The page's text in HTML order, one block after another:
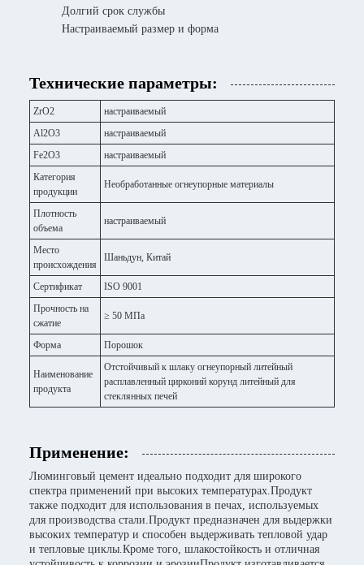
Долгий срок службы
Настраиваемый размер и форма
Технические параметры:
ZrO2
настраиваемый
Al2O3
настраиваемый
Fe2O3
настраиваемый
Категория
продукции
Необработанные огнеупорные материалы
Плотность
объема
настраиваемый
Место
происхождения
Шаньдун, Китай
Сертификат
ISO 9001
Прочность на
сжатие
≥ 50 МПа
Форма Порошок
Наименование
продукта
Отстойчивый к шлаку огнеупорный литейный
расплавленный цирконий корунд литейный для
стеклянных печей
Применение:
Люминговый цемент идеально подходит для широкого
спектра применений при высоких температурах.Продукт
также подходит для использования в печах, используемых
для производства стали.Продукт предназначен для выдержки
высоких температур и способен выдерживать тепловой удар
и тепловые циклы.Кроме того, шлакостойкость и отличная